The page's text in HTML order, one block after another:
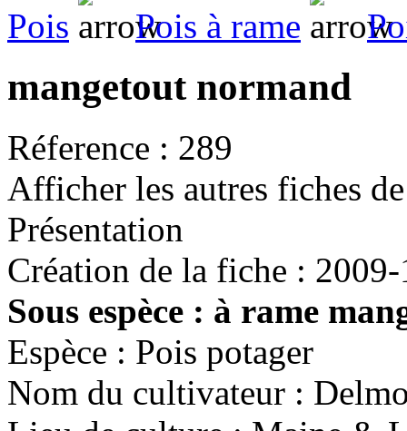
Pois
Pois à rame
mangetout normand
Réference : 289
Afficher les autres fiches
Présentation
Création de la fiche :
Sous espèce : à rame
Espèce : Pois potager
Nom du cultivateur :